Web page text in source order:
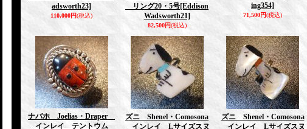
adsworth23]
110,000円(税込)
リング20・5号[Eddison
Wadsworth21]
82,500円(税込)
ing354]
71,500円(税込)
ナバホ Joelias・Draper
インレイ テントウム
ズニ Shenel・Comosona
インレイ Lサイズスヌ
ズニ Shenel・Comosona
インレイ Lサイズスヌ